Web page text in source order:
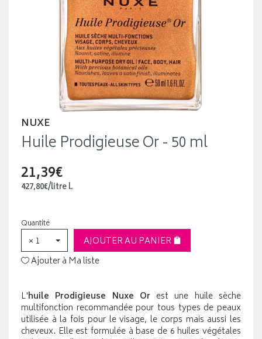
NUXE
Huile Prodigieuse Or - 50 ml
21,39€
427,80€/litrel.
Quantité
× 1
AJOUTER AU PANIER
Ajouter à Ma liste
L'huile Prodigieuse Nuxe Orest une huile sèche
multifonction recommandée pour tous types de peaux
utilisée à la fois pour le visage, le corps mais aussi les
cheveux. Elle est formulée à base de 6 huiles végétales